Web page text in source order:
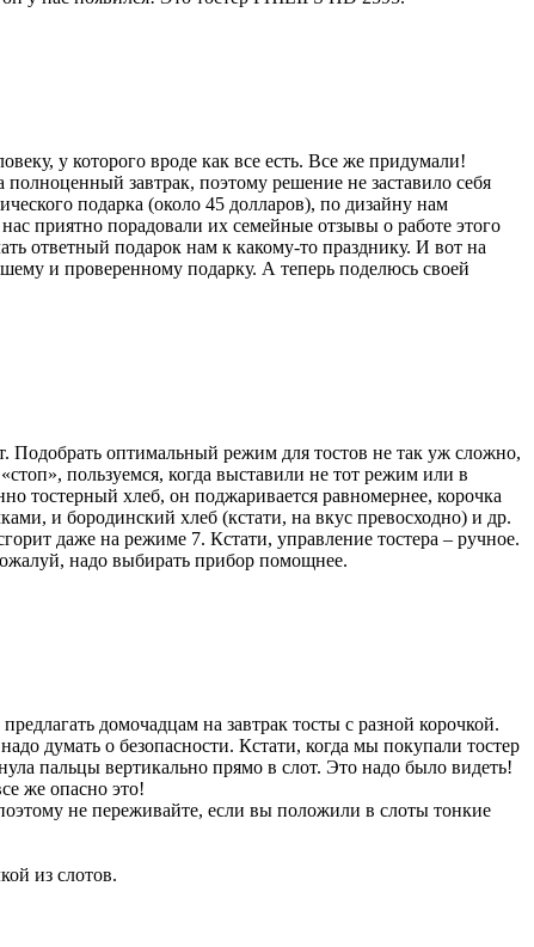
у которого вроде как все есть. Все же придумали!
завтрак, поэтому решение не заставило себя
подарка (около 45 долларов), по дизайну нам
приятно порадовали их семейные отзывы о работе этого
ответный подарок нам к какому-то празднику. И вот на
и проверенному подарку. А теперь поделюсь своей
Подобрать оптимальный режим для тостов не так уж сложно,
пользуемся, когда выставили не тот режим или в
тостерный хлеб, он поджаривается равномернее, корочка
и бородинский хлеб (кстати, на вкус превосходно) и др.
даже на режиме 7. Кстати, управление тостера – ручное.
надо выбирать прибор помощнее.
домочадцам на завтрак тосты с разной корочкой.
думать о безопасности. Кстати, когда мы покупали тостер
пальцы вертикально прямо в слот. Это надо было видеть!
же опасно это!
не переживайте, если вы положили в слоты тонкие
из слотов.